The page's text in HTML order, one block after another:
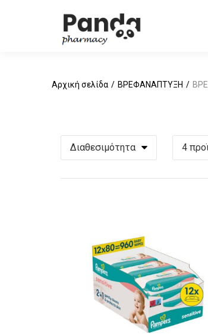
Αρχική σελίδα ΒΡΕΦΑΝΑΠΤΥΞΗ
4
Διαθεσιμότητα